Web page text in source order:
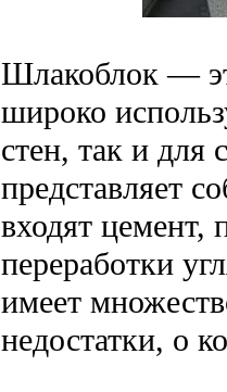
Шлакоблок —
широко
стен, так и для
представляет
входят
переработки
имеет
недостатки, о